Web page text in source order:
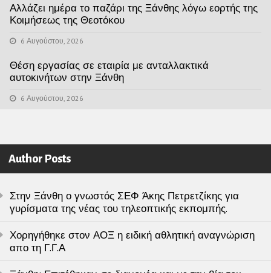
Αλλάζει ημέρα το παζάρι της Ξάνθης λόγω εορτής της
Κοιμήσεως της Θεοτόκου
6 Αυγούστου, 2026
Θέση εργασίας σε εταιρία με ανταλλακτικά
αυτοκινήτων στην Ξάνθη
6 Αυγούστου, 2026
Author Posts
Στην Ξάνθη ο γνωστός ΣΕΦ Άκης Πετρετζίκης για
γυρίσματα της νέας του τηλεοπτικής εκπομπής.
Χορηγήθηκε στον ΑΟΞ η ειδική αθλητική αναγνώριση
απο τη Γ.Γ.Α